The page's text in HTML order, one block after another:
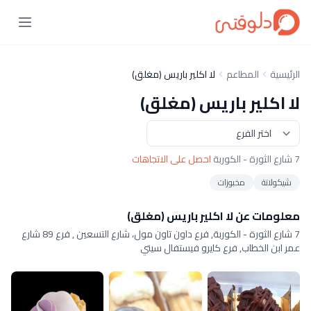
الرئيسية المطاعم لا اكلير باريس (مغلق)
لا اكلير باريس (مغلق)
7 شارع الثورة - الكوربة احصل على الاتجاهات
شيكولاتة مخبوزات
معلومات عن لا اكلير باريس (مغلق)
7 شارع الثورة - الكوربة, فرع داون تاون مول، شارع التسعين , فرع 89 شارع
عمر ابن الخطاب, فرع كايرو فيستفال سيتي